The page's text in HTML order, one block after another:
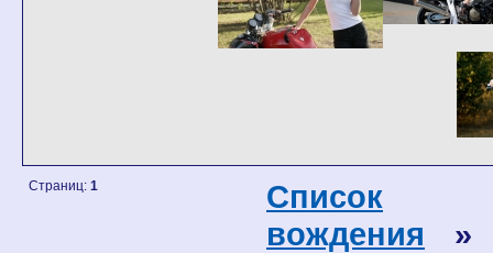
Страниц: 1 Список
вождения »